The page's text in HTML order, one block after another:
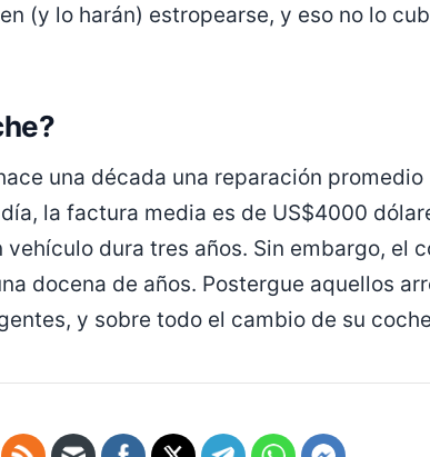
(y lo harán) estropearse, y eso no lo
una década una reparación
la factura media es de US$4000
dura tres años. Sin embargo, el
docena de años. Postergue aquellos
y sobre todo el cambio de su